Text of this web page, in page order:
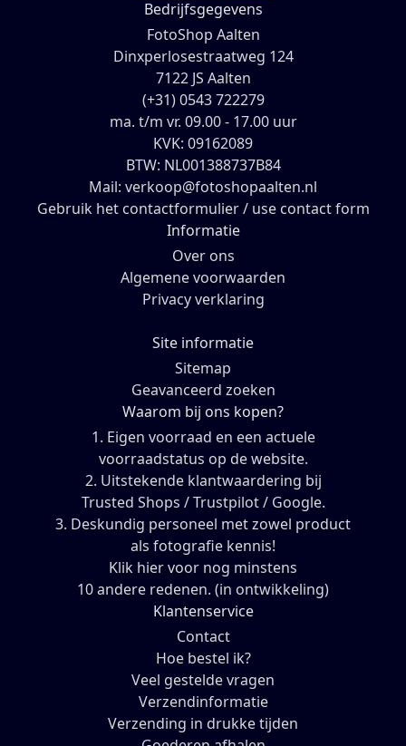
Bedrijfsgegevens
FotoShop Aalten
Dinxperlosestraatweg 124
7122 JS Aalten
(+31) 0543 722279
ma. t/m vr. 09.00 - 17.00 uur
KVK: 09162089
BTW: NL001388737B84
Mail: verkoop@fotoshopaalten.nl
Gebruik het contactformulier / use contact form
Informatie
Over ons
Algemene voorwaarden
Privacy verklaring
Site informatie
Sitemap
Geavanceerd zoeken
Waarom bij ons kopen?
1. Eigen voorraad en een actuele
voorraadstatus op de website.
2. Uitstekende klantwaardering bij
Trusted Shops / Trustpilot / Google.
3. Deskundig personeel met zowel product
als fotografie kennis!
Klik hier voor nog minstens
10 andere redenen. (in ontwikkeling)
Klantenservice
Contact
Hoe bestel ik?
Veel gestelde vragen
Verzendinformatie
Verzending in drukke tijden